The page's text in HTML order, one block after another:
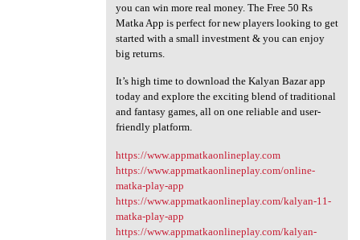
you can win more real money. The Free 50 Rs
Matka App is perfect for new players looking to get
started with a small investment & you can enjoy
big returns.
It’s high time to download the Kalyan Bazar app
today and explore the exciting blend of traditional
and fantasy games, all on one reliable and user-
friendly platform.
https://www.appmatkaonlineplay.com
https://www.appmatkaonlineplay.com/online-
matka-play-app
https://www.appmatkaonlineplay.com/kalyan-11-
matka-play-app
https://www.appmatkaonlineplay.com/kalyan-